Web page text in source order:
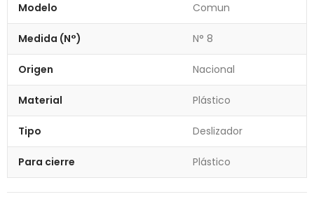
Modelo Comun
Medida (N°) N° 8
Origen Nacional
Material Plástico
Tipo Deslizador
Para cierre Plástico